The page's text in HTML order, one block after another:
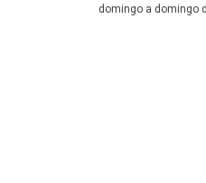
domingo a domingo